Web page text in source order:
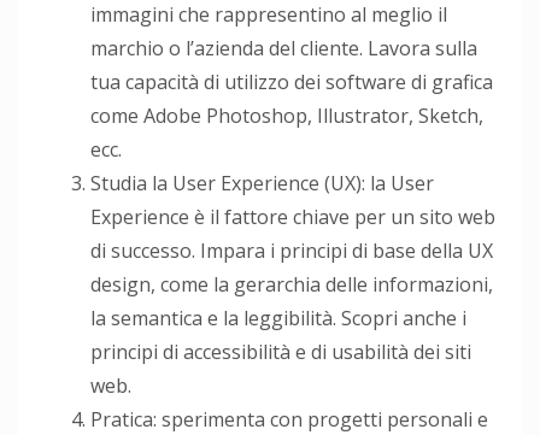
immagini che rappresentino al meglio il
marchio o l’azienda del cliente. Lavora sulla
tua capacità di utilizzo dei software di grafica
come Adobe Photoshop, Illustrator, Sketch,
ecc.
Studia la User Experience (UX): la User
Experience è il fattore chiave per un sito web
di successo. Impara i principi di base della UX
design, come la gerarchia delle informazioni,
la semantica e la leggibilità. Scopri anche i
principi di accessibilità e di usabilità dei siti
web.
Pratica: sperimenta con progetti personali e